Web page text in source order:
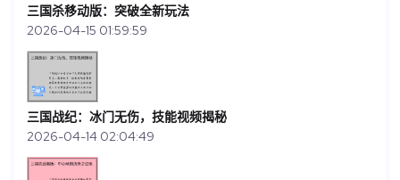
三国杀移动版：突破全新玩法
2026-04-15 01:59:59
三国战纪：冰门无伤，技能视频揭秘
2026-04-14 02:04:49